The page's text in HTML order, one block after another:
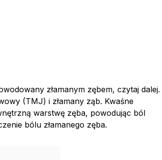
złamanym zębem, czytaj dalej.
(TMJ) i złamany ząb. Kwaśne
warstwę zęba, powodując ból
bólu złamanego zęba.